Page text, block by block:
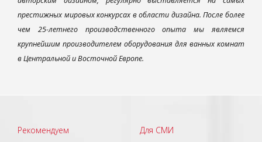
престижных мировых конкурсах в области дизайна. После более
чем 25-летнего производственного опыта мы являемся
крупнейшим производителем оборудования для ванных комнат
в Центральной и Восточной Европе.
Рекомендуем Для СМИ